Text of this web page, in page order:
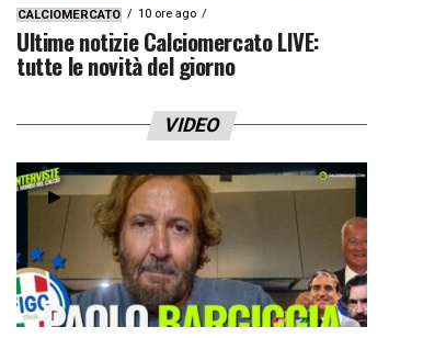
CALCIOMERCATO 10 ore ago
Ultime notizie Calciomercato LIVE:
tutte le novità del giorno
VIDEO